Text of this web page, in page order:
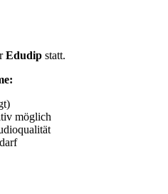
Edudip statt.
möglich